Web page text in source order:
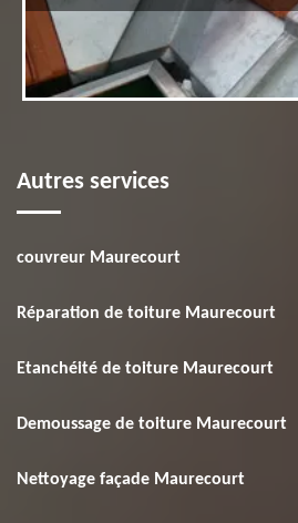
Autres services
couvreur Maurecourt
Réparation de toiture Maurecourt
Etanchéité de toiture Maurecourt
Demoussage de toiture Maurecourt
Nettoyage façade Maurecourt